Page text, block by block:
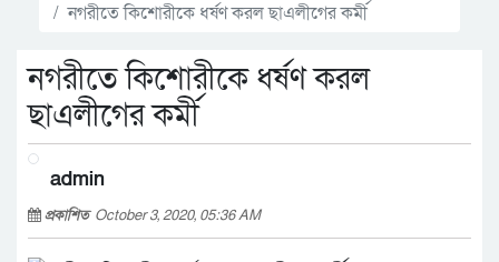
নগরীতে কিশোরীকে ধর্ষণ করল ছাএলীগের কর্মী
নগরীতে কিশোরীকে ধর্ষণ করল
ছাএলীগের কর্মী
admin
প্রকাশিত October 3, 2020, 05:36 AM